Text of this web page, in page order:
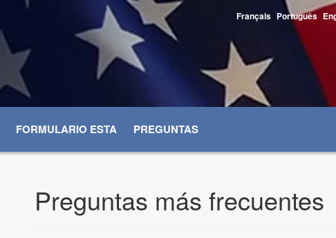
Français Português
FORMULARIO ESTA PREGUNTAS
Preguntas más frecuentes